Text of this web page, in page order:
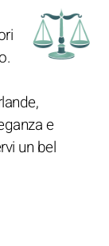
e
un bel